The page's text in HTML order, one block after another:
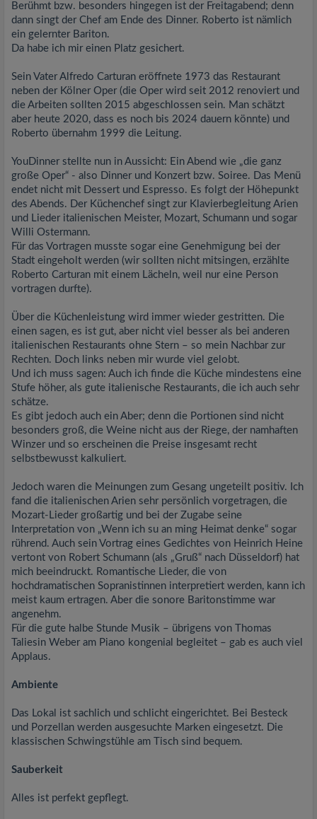
Berühmt bzw. besonders hingegen ist der Freitagabend; denn
dann singt der Chef am Ende des Dinner. Roberto ist nämlich
ein gelernter Bariton.
Da habe ich mir einen Platz gesichert.
Sein Vater Alfredo Carturan eröffnete 1973 das Restaurant
neben der Kölner Oper (die Oper wird seit 2012 renoviert und
die Arbeiten sollten 2015 abgeschlossen sein. Man schätzt
aber heute 2020, dass es noch bis 2024 dauern könnte) und
Roberto übernahm 1999 die Leitung.
YouDinner stellte nun in Aussicht: Ein Abend wie „die ganz
große Oper“ - also Dinner und Konzert bzw. Soiree. Das Menü
endet nicht mit Dessert und Espresso. Es folgt der Höhepunkt
des Abends. Der Küchenchef singt zur Klavierbegleitung Arien
und Lieder italienischen Meister, Mozart, Schumann und sogar
Willi Ostermann.
Für das Vortragen musste sogar eine Genehmigung bei der
Stadt eingeholt werden (wir sollten nicht mitsingen, erzählte
Roberto Carturan mit einem Lächeln, weil nur eine Person
vortragen durfte).
Über die Küchenleistung wird immer wieder gestritten. Die
einen sagen, es ist gut, aber nicht viel besser als bei anderen
italienischen Restaurants ohne Stern – so mein Nachbar zur
Rechten. Doch links neben mir wurde viel gelobt.
Und ich muss sagen: Auch ich finde die Küche mindestens eine
Stufe höher, als gute italienische Restaurants, die ich auch sehr
schätze.
Es gibt jedoch auch ein Aber; denn die Portionen sind nicht
besonders groß, die Weine nicht aus der Riege, der namhaften
Winzer und so erscheinen die Preise insgesamt recht
selbstbewusst kalkuliert.
Jedoch waren die Meinungen zum Gesang ungeteilt positiv. Ich
fand die italienischen Arien sehr persönlich vorgetragen, die
Mozart-Lieder großartig und bei der Zugabe seine
Interpretation von „Wenn ich su an ming Heimat denke“ sogar
rührend. Auch sein Vortrag eines Gedichtes von Heinrich Heine
vertont von Robert Schumann (als „Gruß“ nach Düsseldorf) hat
mich beeindruckt. Romantische Lieder, die von
hochdramatischen Sopranistinnen interpretiert werden, kann ich
meist kaum ertragen. Aber die sonore Baritonstimme war
angenehm.
Für die gute halbe Stunde Musik – übrigens von Thomas
Taliesin Weber am Piano kongenial begleitet – gab es auch viel
Applaus.
Ambiente
Das Lokal ist sachlich und schlicht eingerichtet. Bei Besteck
und Porzellan werden ausgesuchte Marken eingesetzt. Die
klassischen Schwingstühle am Tisch sind bequem.
Sauberkeit
Alles ist perfekt gepflegt.